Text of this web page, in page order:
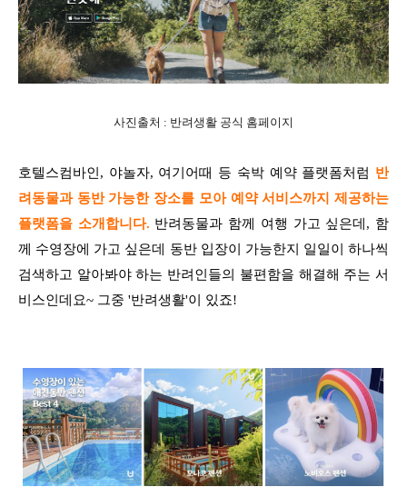
사진출처 : 반려생활 공식 홈페이지
호텔스컴바인, 야놀자, 여기어때 등 숙박 예약 플랫폼처럼 반
려동물과 동반 가능한 장소를 모아 예약 서비스까지 제공하는
플랫폼을 소개합니다. 반려동물과 함께 여행 가고 싶은데, 함
께 수영장에 가고 싶은데 동반 입장이 가능한지 일일이 하나씩
검색하고 알아봐야 하는 반려인들의 불편함을 해결해 주는 서
비스인데요~ 그중 '반려생활'이 있죠!